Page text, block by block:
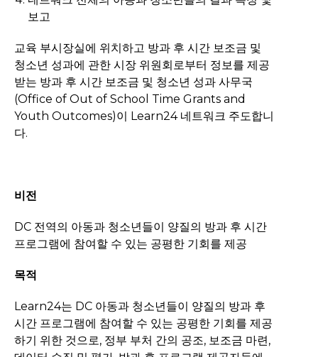
보고
교육 부시장실에 위치하고 방과 후 시간 보조금 및
청소년 성과에 관한 시장 위원회로부터 정보를 제공
받는 방과 후 시간 보조금 및 청소년 성과 사무국
(Office of Out of School Time Grants and
Youth Outcomes)이 Learn24 네트워크 주도합니
다.
비전
DC 전역의 아동과 청소년들이 양질의 방과 후 시간
프로그램에 참여할 수 있는 공평한 기회를 제공
목적
Learn24는 DC 아동과 청소년들이 양질의 방과 후
시간 프로그램에 참여할 수 있는 공평한 기회를 제공
하기 위한 것으로, 정부 부처 간의 공조, 보조금 마련,